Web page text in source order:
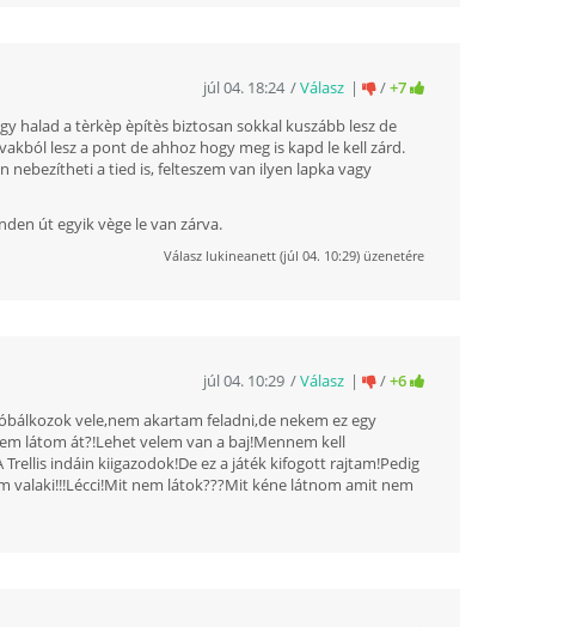
júl 04. 18:24 Válasz /+7
halad a tèrkèp èpítès biztosan sokkal kuszább lesz de
lesz a pont de ahhoz hogy meg is kapd le kell zárd.
a tied is, felteszem van ilyen lapka vagy
út egyik vège le van zárva.
Válasz lukineanett (júl 04. 10:29) üzenetére
júl 04. 10:29 Válasz /+6
vele,nem akartam feladni,de nekem ez egy
látom át?!Lehet velem van a baj!Mennem kell
indáin kiigazodok!De ez a játék kifogott rajtam!Pedig
valaki!!!Lécci!Mit nem látok???Mit kéne látnom amit nem